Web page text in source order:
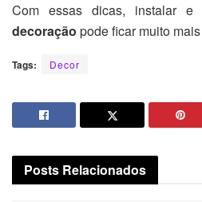
Com essas dicas, instalar
decoração pode ficar muito
Tags: Decor
Posts Relacionados